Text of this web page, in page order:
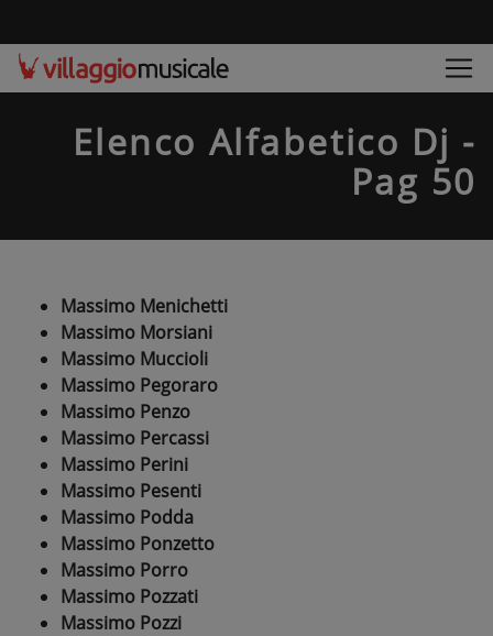
Elenco Alfabetico Dj -
Pag 50
Massimo Menichetti
Massimo Morsiani
Massimo Muccioli
Massimo Pegoraro
Massimo Penzo
Massimo Percassi
Massimo Perini
Massimo Pesenti
Massimo Podda
Massimo Ponzetto
Massimo Porro
Massimo Pozzati
Massimo Pozzi